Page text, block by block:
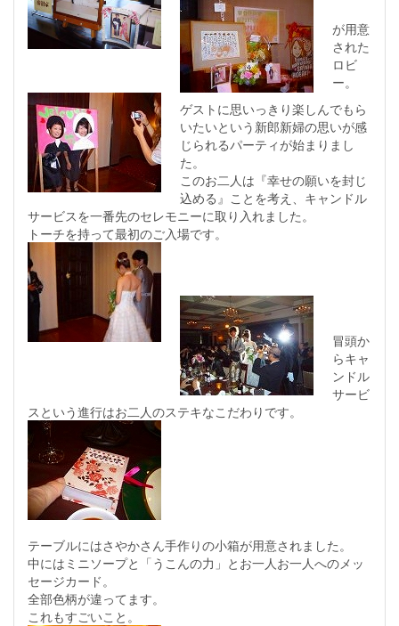
が用意
された
ロビ
ー。
ゲストに思いっきり楽しんでもら
いたいという新郎新婦の思いが感
じられるパーティが始まりまし
た。
このお二人は『幸せの願いを封じ
込める』ことを考え、キャンドル
サービスを一番先のセレモニーに取り入れました。
トーチを持って最初のご入場です。
冒頭か
らキャ
ンドル
サービ
スという進行はお二人のステキなこだわりです。
テーブルにはさやかさん手作りの小箱が用意されました。
中にはミニソープと「うこんの力」とお一人お一人へのメッ
セージカード。
全部色柄が違ってます。
これもすごいこと。